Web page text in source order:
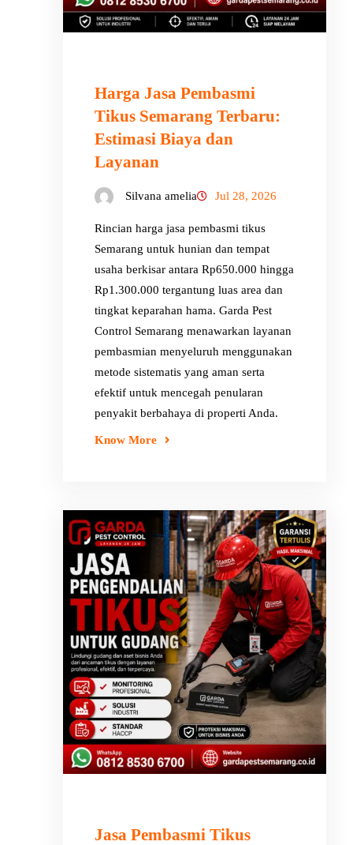
Harga Jasa Pembasmi
Tikus Semarang Terbaru:
Estimasi Biaya dan
Layanan
Silvana amelia Jul 28, 2026
Rincian harga jasa pembasmi tikus
Semarang untuk hunian dan tempat
usaha berkisar antara Rp650.000 hingga
Rp1.300.000 tergantung luas area dan
tingkat keparahan hama. Garda Pest
Control Semarang menawarkan layanan
pembasmian menyeluruh menggunakan
metode sistematis yang aman serta
efektif untuk mencegah penularan
penyakit berbahaya di properti Anda.
Know More
Jasa Pembasmi Tikus